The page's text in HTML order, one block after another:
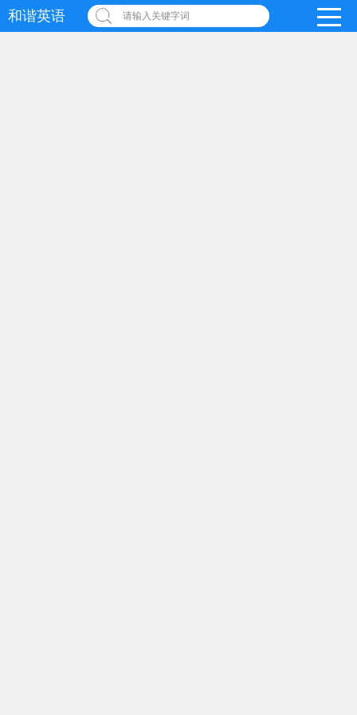
和谐英语 请输入关键字词